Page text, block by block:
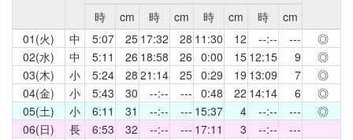
時
cm 時 cm 時 cm 時
cm
01(火)
中 5:07 25 17:32 28 11:30 12 --:-- --- ◎
02(水)
中 5:11 26 18:58 26 0:00 15 12:15 9 ◎
03(木)
小 5:24 28 21:14 25 0:29 19 13:09 7 ◎
04(金)
小 5:43 30 --:-- --- 0:48 22 14:14 6 ◎
05(土)
小 6:11 31 --:-- --- 15:37 4 --:-- --- ◎
06(日)
長 6:53 32 --:-- --- 17:11 3 --:-- ---